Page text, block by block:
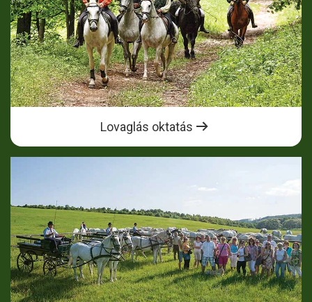
Lovaglás oktatás